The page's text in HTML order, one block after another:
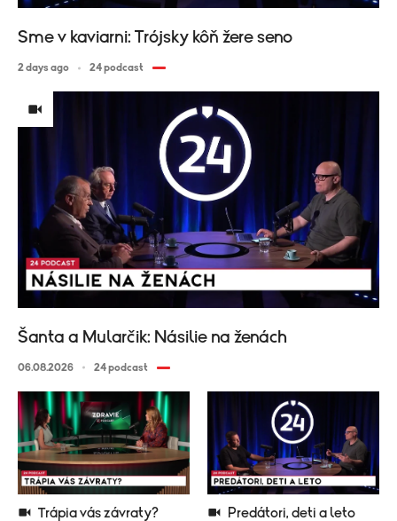
Sme v kaviarni: Trójsky kôň žere seno
2 days ago 24 podcast
Šanta a Mularčik: Násilie na ženách
06.08.2026 24 podcast
Trápia vás závraty? Predátori, deti a leto